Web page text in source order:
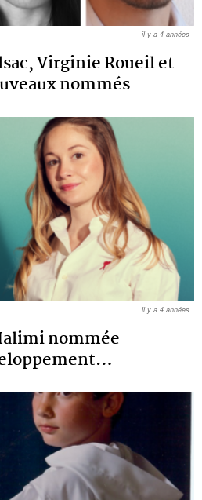
Virginie Roueil et
nommés
il y a 4 années
nommée
…
il y a 4 années